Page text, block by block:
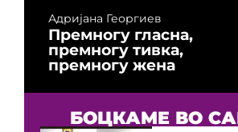
Адријана Георгиев
Премногу гласна,
премногу тивка,
премногу жена
БОЦКАМЕ ВО